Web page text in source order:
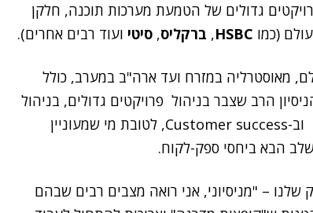
גדולים של הטמעת מערכות תוכנה, חלקן
HSBC
, ברקליס, סיטי ועוד רבים אחרים).
מאוסטרליה במזרח ועד ארה"ב במערב, כולל
הרב שצבר בניהול פרויקטים גדולים, בניהול
לקוחות, ב-Professional Services Management וב-Customer success, לטובת מי שמעוניין
הבא ביחסי ספק-לקוח.
שלנו – "מניסיוני, אני רואה מצבים רבים שבהם